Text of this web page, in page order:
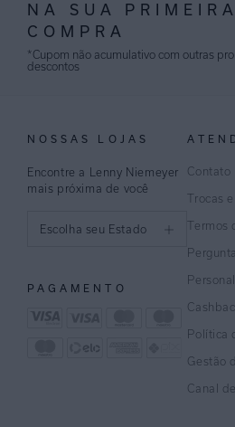
NA SUA PRIMEIRA
COMPRA
*Cupom não acumulativo com outras
descontos
NOSSAS LOJAS
Encontre a Lenny Niemeyer
mais próxima de você
Escolha seu Estado
PAGAMENTO
Contato
Trocas
Termos
Política
Gestão
Canal